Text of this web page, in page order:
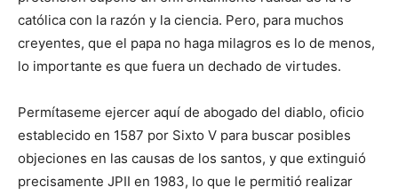
católica con la razón y la ciencia. Pero, para muchos
creyentes, que el papa no haga milagros es lo de menos,
lo importante es que fuera un dechado de virtudes.
Permítaseme ejercer aquí de abogado del diablo, oficio
establecido en 1587 por Sixto V para buscar posibles
objeciones en las causas de los santos, y que extinguió
precisamente JPII en 1983, lo que le permitió realizar